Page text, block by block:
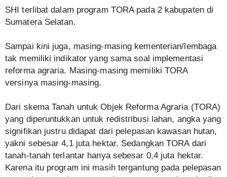
SHI terlibat dalam program TORA pada 2 kabupaten di
Sumatera Selatan.
Sampai kini juga, masing-masing kementerian/lembaga
tak memiliki indikator yang sama soal implementasi
reforma agraria. Masing-masing memiliki TORA
versinya masing-masing.
Dari skema Tanah untuk Objek Reforma Agraria (TORA)
yang diperuntukkan untuk redistribusi lahan, angka yang
signifikan justru didapat dari pelepasan kawasan hutan,
yakni sebesar 4,1 juta hektar. Sedangkan TORA dari
tanah-tanah terlantar hanya sebesar 0,4 juta hektar.
Karena itu program ini masih tergantung pada pelepasan